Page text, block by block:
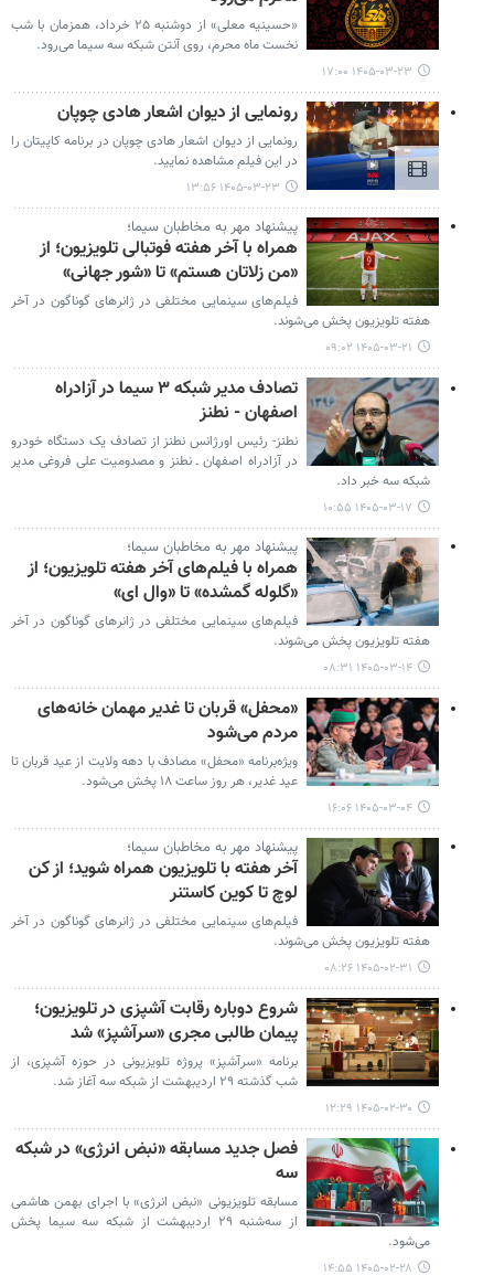
«حسینیه معلی» از دوشنبه ۲۵ خرداد، همزمان با شب
نخست ماه محرم، روی آنتن شبکه سه سیما می‌رود.
۱۴۰۵-۰۳-۲۳ ۱۷:۰۰
رونمایی از دیوان اشعار هادی چوپان
رونمایی از دیوان اشعار هادی چوپان در برنامه کاپیتان را
در این فیلم مشاهده نمایید.
۱۴۰۵-۰۳-۲۳ ۱۳:۵۶
پیشنهاد مهر به مخاطبان سیما؛
همراه با آخر هفته فوتبالی تلویزیون؛ از
«من زلاتان هستم» تا «شور جهانی»
فیلم‌های سینمایی مختلفی در ژانرهای گوناگون در آخر
هفته تلویزیون پخش می‌شوند.
۱۴۰۵-۰۳-۲۱ ۰۹:۰۲
تصادف مدیر شبکه ۳ سیما در آزادراه
اصفهان - نطنز
نطنز- رئیس اورژانس نطنز از تصادف یک دستگاه خودرو
در آزادراه اصفهان ـ نطنز و مصدومیت علی فروغی مدیر
شبکه سه خبر داد.
۱۴۰۵-۰۳-۱۷ ۱۰:۵۵
پیشنهاد مهر به مخاطبان سیما؛
همراه با فیلم‌های آخر هفته تلویزیون؛ از
«گلوله گمشده» تا «وال ای»
فیلم‌های سینمایی مختلفی در ژانرهای گوناگون در آخر
هفته تلویزیون پخش می‌شوند.
۱۴۰۵-۰۳-۱۴ ۰۸:۳۱
«محفل» قربان تا غدیر مهمان خانه‌های
مردم می‌شود
ویژه‌برنامه «محفل» مصادف با دهه ولایت از عید قربان تا
عید غدیر، هر روز ساعت ۱۸ پخش می‌شود.
۱۴۰۵-۰۳-۰۴ ۱۶:۰۶
پیشنهاد مهر به مخاطبان سیما؛
آخر هفته با تلویزیون همراه شوید؛ از کن
لوچ تا کوین کاستنر
فیلم‌های سینمایی مختلفی در ژانرهای گوناگون در آخر
هفته تلویزیون پخش می‌شوند.
۱۴۰۵-۰۲-۳۱ ۰۸:۲۶
شروع دوباره رقابت آشپزی در تلویزیون؛
پیمان طالبی مجری «سرآشپز» شد
برنامه «سرآشپز» پروژه تلویزیونی در حوزه آشپزی، از
شب گذشته ۲۹ اردیبهشت از شبکه سه آغاز شد.
۱۴۰۵-۰۲-۳۰ ۱۲:۲۹
فصل جدید مسابقه «نبض انرژی» در شبکه
سه
مسابقه تلویزیونی «نبض انرژی» با اجرای بهمن هاشمی
از سه‌شنبه ۲۹ اردیبهشت از شبکه سه سیما پخش
می‌شود.
۱۴۰۵-۰۲-۲۸ ۱۴:۵۵